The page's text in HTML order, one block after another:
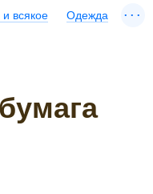
всякое Одежда ...